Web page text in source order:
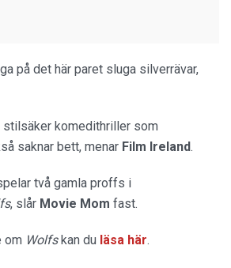
på det här paret sluga silverrävar,
stilsäker komedithriller som
saknar bett, menar Film Ireland.
två gamla proffs i
, slår Movie Mom fast.
om Wolfskan du läsa här.